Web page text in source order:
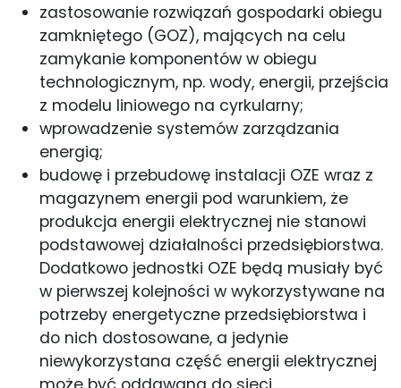
zastosowanie rozwiązań gospodarki obiegu
zamkniętego (GOZ), mających na celu
zamykanie komponentów w obiegu
technologicznym, np. wody, energii, przejścia
z modelu liniowego na cyrkularny;
wprowadzenie systemów zarządzania
energią;
budowę i przebudowę instalacji OZE wraz z
magazynem energii pod warunkiem, że
produkcja energii elektrycznej nie stanowi
podstawowej działalności przedsiębiorstwa.
Dodatkowo jednostki OZE będą musiały być
w pierwszej kolejności w wykorzystywane na
potrzeby energetyczne przedsiębiorstwa i
do nich dostosowane, a jedynie
niewykorzystana część energii elektrycznej